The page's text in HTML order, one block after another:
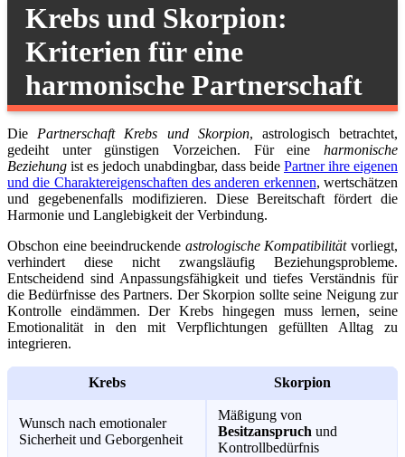
Krebs und Skorpion:
Kriterien für eine
harmonische Partnerschaft
Die Partnerschaft Krebs und Skorpion, astrologisch betrachtet,
gedeiht unter günstigen Vorzeichen. Für eine harmonische
Beziehung ist es jedoch unabdingbar, dass beide Partner ihre eigenen
und die Charaktereigenschaften des anderen erkennen, wertschätzen
und gegebenenfalls modifizieren. Diese Bereitschaft fördert die
Harmonie und Langlebigkeit der Verbindung.
Obschon eine beeindruckende astrologische Kompatibilitätvorliegt,
verhindert diese nicht zwangsläufig Beziehungsprobleme.
Entscheidend sind Anpassungsfähigkeit und tiefes Verständnis für
die Bedürfnisse des Partners. Der Skorpion sollte seine Neigung zur
Kontrolle eindämmen. Der Krebs hingegen muss lernen, seine
Emotionalität in den mit Verpflichtungen gefüllten Alltag zu
integrieren.
Krebs Skorpion
Wunsch nach emotionaler
Sicherheit und Geborgenheit
Mäßigung von
Besitzanspruch und
Kontrollbedürfnis